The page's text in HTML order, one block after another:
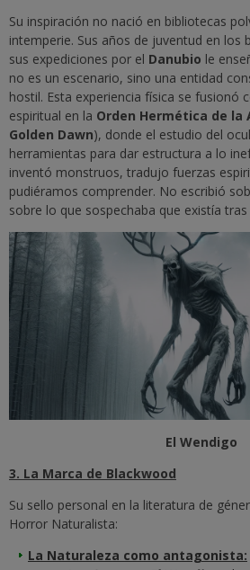
Su inspiración no nació en bibliotecas
intemperie. Sus años de juventud en los
sus expediciones por el Danubio le
no es un escenario, sino una entidad
hostil. Esta experiencia física se fusionó
espiritual en la Orden Hermética de la
Golden Dawn), donde el estudio del
herramientas para dar estructura a lo
inventó monstruos, tradujo fuerzas
pudiéramos comprender. No escribió
sobre lo que sospechaba que existía
El Wendigo
3. La Marca de Blackwood
Su sello personal en la literatura de
Horror Naturalista:
La Naturaleza como antagonista: